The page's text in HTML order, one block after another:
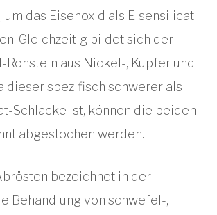
um das Eisenoxid als Eisensilicat
Gleichzeitig bildet sich der
aus Nickel-, Kupfer und
dieser spezifisch schwerer als
Schlacke ist, können die beiden
abgestochen werden.
bezeichnet in der
Behandlung von schwefel-,